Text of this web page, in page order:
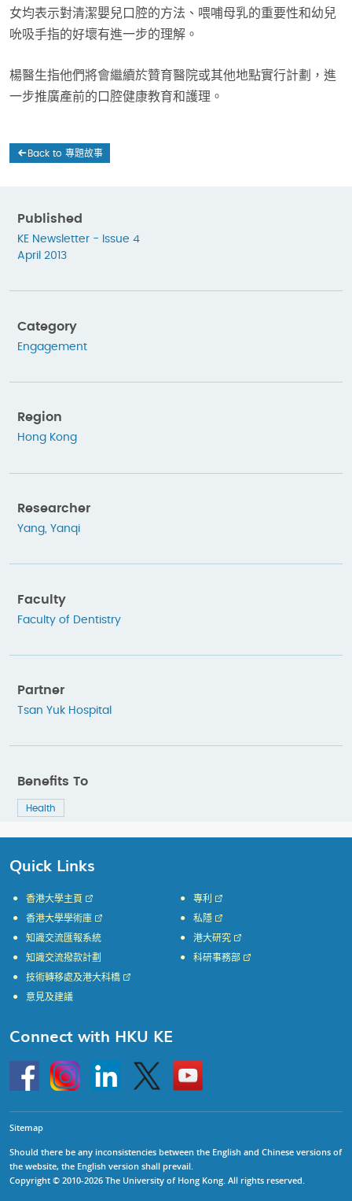
女均表示對清潔嬰兒口腔的方法、喂哺母乳的重要性和幼兒
吮吸手指的好壞有進一步的理解。
楊醫生指他們將會繼續於贊育醫院或其他地點實行計劃，進
一步推廣產前的口腔健康教育和護理。
Back to 專題故事
Published
KE Newsletter - Issue 4
April 2013
Category
Engagement
Region
Hong Kong
Researcher
Yang, Yanqi
Faculty
Faculty of Dentistry
Partner
Tsan Yuk Hospital
Benefits To
Health
Quick Links
香港大學主頁
香港大學學術庫
知識交流匯報系統
知識交流撥款計劃
專利
私隱
港大研究
科研事務部
技術轉移處及港大科橋
意見及建議
Connect with HKU KE
HKU
InstagramLinkedin Twitter
Go
to
HKU
Sitemap
Should there be any inconsistencies between the English and Chinese versions of
the website, the English version shall prevail.
Copyright © 2010-2026 The University of Hong Kong. All rights reserved.